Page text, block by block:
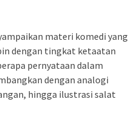
materi komedi yang
dengan tingkat ketaatan
pernyataan dalam
dengan analogi
hingga ilustrasi salat